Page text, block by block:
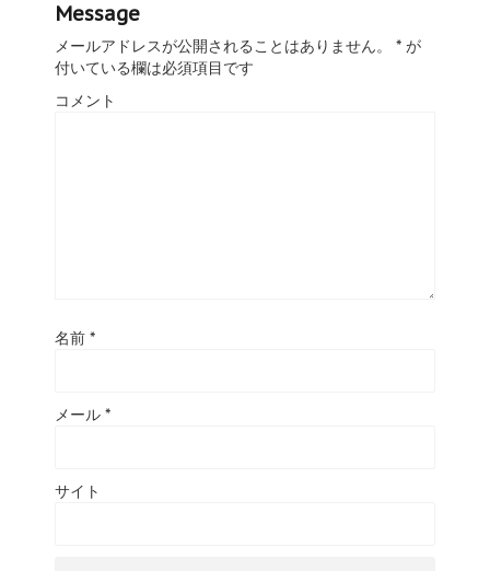
Message
メールアドレスが公開されることはありません。 * が
付いている欄は必須項目です
コメント
名前 *
メール *
サイト